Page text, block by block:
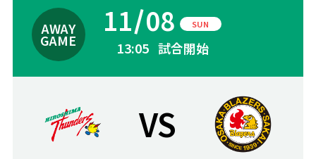
11 08 SUN
13:05 試合開始
VS